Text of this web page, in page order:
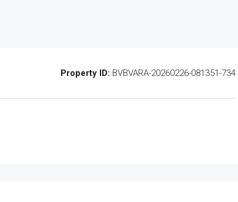
Property ID: BVBVARA-20260226-081351-734